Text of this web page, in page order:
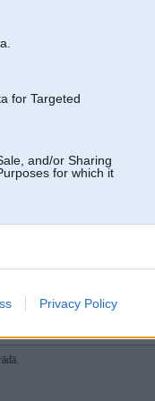
for Targeted
and/or Sharing
for which it
Privacy Policy
senioriem? N43 kā uzsilst,
kas tipa arī ir alternatīvs
rakstīja:
NOx senioriem? N43 kā
"kitu" no leišiem, kas tipa arī ir